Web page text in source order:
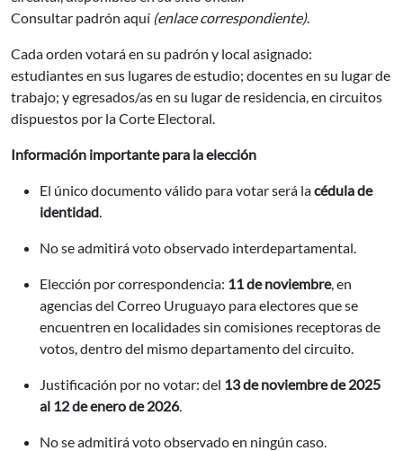
Consultar padrón aquí (enlace correspondiente).
Cada orden votará en su padrón y local asignado:
estudiantes en sus lugares de estudio; docentes en su lugar de
trabajo; y egresados/as en su lugar de residencia, en circuitos
dispuestos por la Corte Electoral.
Información importante para la elección
El único documento válido para votar será lacédula de
identidad.
No se admitirá voto observado interdepartamental.
Elección por correspondencia: 11 de noviembre, en
agencias del Correo Uruguayo para electores que se
encuentren en localidades sin comisiones receptoras de
votos, dentro del mismo departamento del circuito.
Justificación por no votar: del 13 de noviembre de 2025
al 12 de enero de 2026.
No se admitirá voto observado en ningún caso.